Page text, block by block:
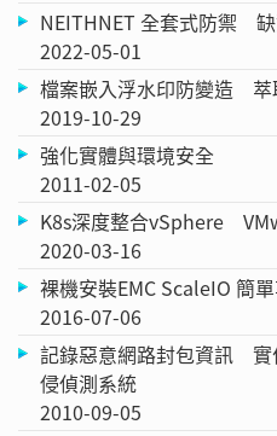
NEITHNET 全套式防禦
2022-05-01
檔案嵌入浮水印防變造 萃
2019-10-29
強化實體與環境安全
2011-02-05
K8s深度整合vSphere
2020-03-16
裸機安裝EMC ScaleIO 簡
2016-07-06
記錄惡意網路封包資訊 實
侵偵測系統
2010-09-05